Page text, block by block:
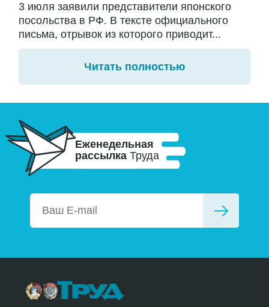
3 июля заявили представители японского
посольства в РФ. В тексте официального
письма, отрывок из которого приводит...
Читать полностью
Еженедельная
рассылка Труда